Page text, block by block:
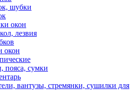
шубки
окон
лезвия
окон
пояса, сумки
вантузы, стремянки, сушилки для